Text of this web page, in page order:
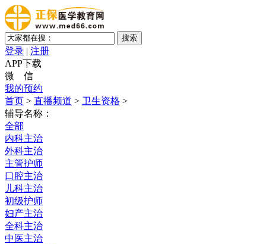
登录 | 注册
APP下载
微 信
我的预约
首页 > 直播频道 > 卫生资格 >
辅导名称：
全部
内科主治
外科主治
主管护师
口腔主治
儿科主治
初级护师
妇产主治
全科主治
中医主治